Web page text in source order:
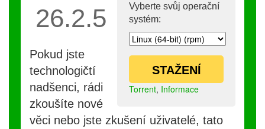
Vyberte svůj operační
systém:
STAŽENÍ
Torrent, Informace
26.2.5
Pokud jste
technologičtí
nadšenci, rádi
zkoušíte nové
věci nebo jste zkušení uživatelé, tato